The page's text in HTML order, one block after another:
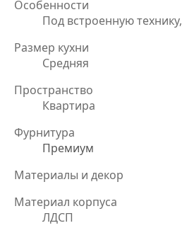
Особенности
Под встроенную технику,
Размер кухни
Средняя
Пространство
Квартира
Фурнитура
Премиум
Материалы и декор
Материал корпуса
ЛДСП